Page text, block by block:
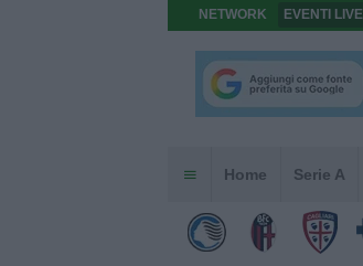
NETWORK EVENTI LIVE
Home Serie A